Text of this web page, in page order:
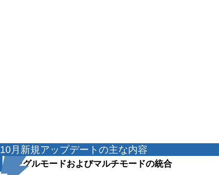
10月新規アップデートの主な内容
シングルモードおよびマルチモードの統合